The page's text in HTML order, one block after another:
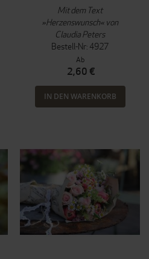
Mit dem Text
»Herzenswunsch« von
Claudia Peters
Bestell-Nr: 4927
Ab
2,60 €
IN DEN WARENKORB